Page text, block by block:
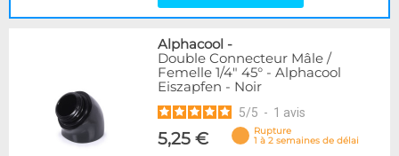
Alphacool -
Double Connecteur Mâle /
Femelle 1/4" 45° - Alphacool
Eiszapfen - Noir
5/5 - 1 avis
5,25 €
Rupture
1 à 2 semaines de délai